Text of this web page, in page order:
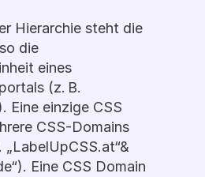
Hierarchie steht die
die
eines
(z. B.
Eine einzige CSS
CSS-Domains
Eine CSS Domain